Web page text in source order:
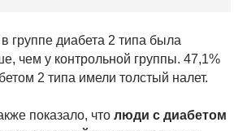
группе диабета 2 типа была
чем у контрольной группы. 47,1%
2 типа имели толстый налет.
показало, что люди с диабетом